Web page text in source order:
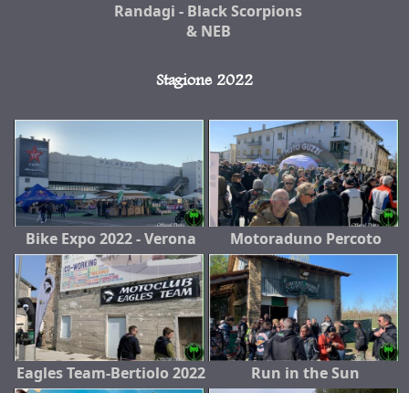
Randagi - Black Scorpions
& NEB
Stagione 2022
Bike Expo 2022 - Verona Motoraduno Percoto
Eagles Team-Bertiolo 2022 Run in the Sun